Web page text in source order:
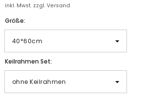
inkl. Mwst. zzgl. Versand
Größe:
Keilrahmen Set: